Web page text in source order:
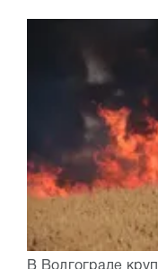
В Волгограде